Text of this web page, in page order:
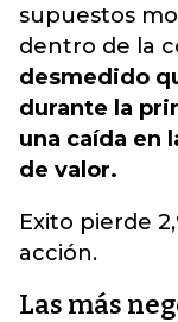
supuestos
dentro de la
desmedido
durante la
una caída en
de valor.
Exito pierde
acción.
Las más